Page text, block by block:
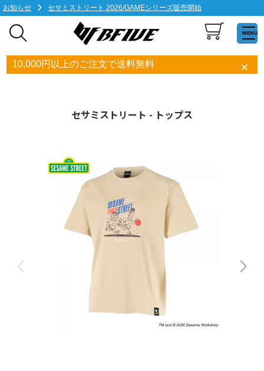
お知らせ セサミストリート 2026/GAMEシリーズ販売開始
MENU
10,000円以上のご注文で送料無料
セサミストリート - トップス